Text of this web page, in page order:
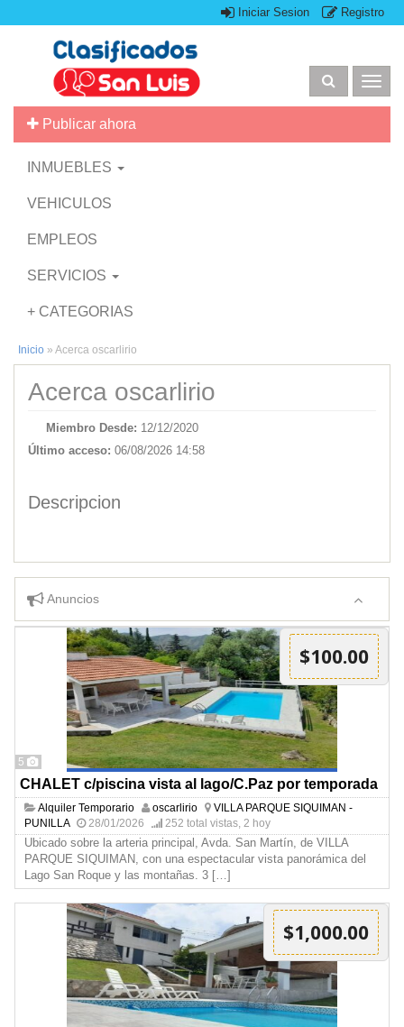
Iniciar Sesion Registro
Publicar ahora
INMUEBLES
VEHICULOS
EMPLEOS
SERVICIOS
+ CATEGORIAS
Inicio » Acerca oscarlirio
Acerca oscarlirio
Miembro Desde: 12/12/2020
Último acceso: 06/08/2026 14:58
Descripcion
Anuncios
5
$100.00
CHALET c/piscina vista al lago/C.Paz por temporada
Alquiler Temporario oscarlirio
VILLA PARQUE SIQUIMAN -
PUNILLA
28/01/2026 252 total vistas, 2 hoy
Ubicado sobre la arteria principal, Avda. San Martín, de VILLA
PARQUE SIQUIMAN, con una espectacular vista panorámica del
Lago San Roque y las montañas. 3 […]
$1,000.00